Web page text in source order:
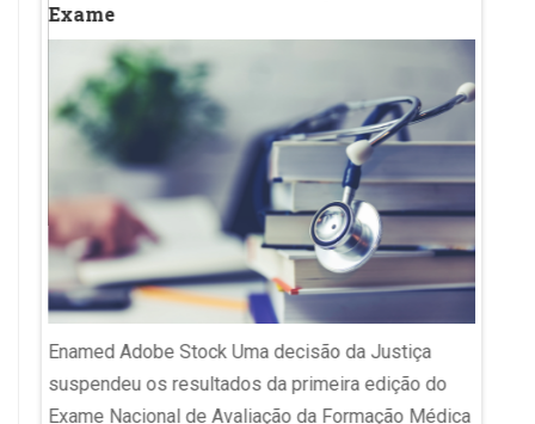
Exame
Enamed Adobe Stock Uma decisão da Justiça
suspendeu os resultados da primeira edição do
Exame Nacional de Avaliação da Formação Médica